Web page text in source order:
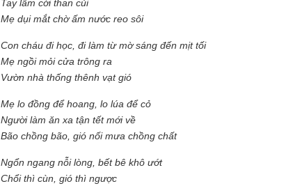
Tay lấm cời than củi
Mẹ dụi mắt chờ ấm nước reo sôi
Con cháu đi học, đi làm từ mờ sáng đến mịt tối
Mẹ ngồi mỏi cửa trông ra
Vườn nhà thống thênh vạt gió
Mẹ lo đồng để hoang, lo lúa để cỏ
Người làm ăn xa tận tết mới về
Bão chồng bão, gió nối mưa chồng chất
Ngổn ngang nỗi lòng, bết bê khô ướt
Chổi thì cùn, gió thì ngược